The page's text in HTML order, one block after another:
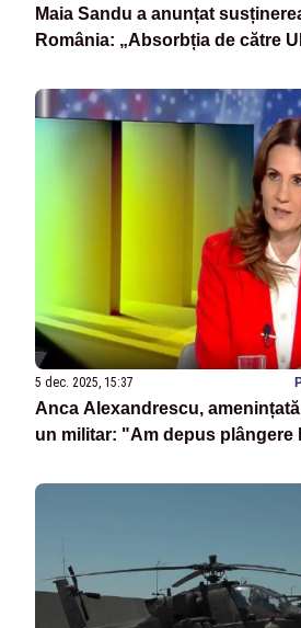
Maia Sandu a anunțat
România: „Absorbția de către
5 dec. 2025, 15:37
Anca Alexandrescu,
un militar: "Am depus plângere